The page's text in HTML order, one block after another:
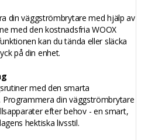
din väggströmbrytare med hjälp av
med den kostnadsfria WOOX
kan du tända eller släcka
på din enhet.
med den smarta
din väggströmbrytare
efter behov - en smart,
hektiska livsstil.